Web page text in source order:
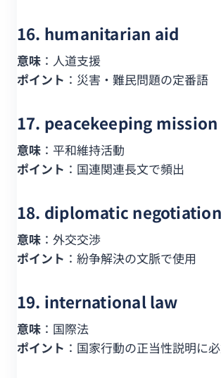
16. humanitarian aid
意味 ：人道支援
ポイント ：災害・難民問題の定番語
17. peacekeeping mission
意味 ：平和維持活動
ポイント ：国連関連長文で頻出
18. diplomatic negotiation
意味 ：外交交渉
ポイント ：紛争解決の文脈で使用
19. international law
意味 ：国際法
ポイント ：国家行動の正当性説明に